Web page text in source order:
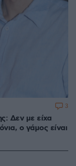
Δεν με είχα
ο γάμος είναι
3